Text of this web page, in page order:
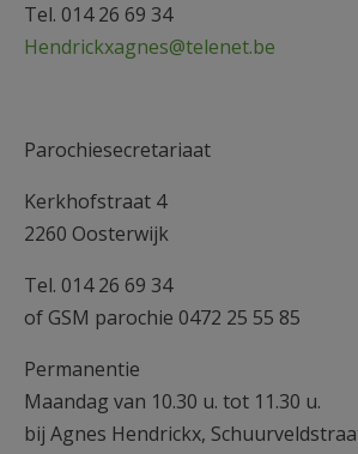
Tel. 014 26 69 34
Hendrickxagnes@telenet.be
Parochiesecretariaat
Kerkhofstraat 4
2260 Oosterwijk
Tel. 014 26 69 34
of GSM parochie 0472 25 55 85
Permanentie
Maandag van 10.30 u. tot 11.30 u.
bij Agnes Hendrickx,